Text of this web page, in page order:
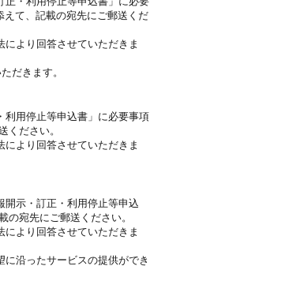
て、記載の宛先にご郵送くだ
より回答させていただきま
だきます。
利用停止等申込書」に必要事項
ください。
より回答させていただきま
開示・訂正・利用停止等申込
宛先にご郵送ください。
より回答させていただきま
沿ったサービスの提供ができ